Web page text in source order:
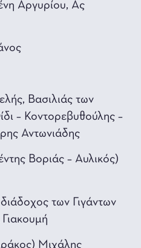
Αργυρίου, Ας
Βασιλιάς των
– Κοντορεβυθούλης –
Αντωνιάδης
Βοριάς – Αυλικός)
των Γιγάντων
Μιχάλης